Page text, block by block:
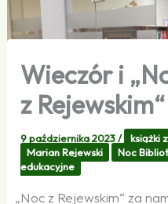
Wieczór i
z Rejewskim“
9 października 2023/
książki
Marian Rejewski
Noc
edukacyjne
„Noc z Rejewskim“ za